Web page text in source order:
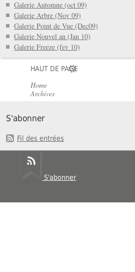
Galerie Automne (oct 09)
Galerie Arbre (Nov 09)
Galerie Point de Vue (Dec09)
Galerie Nouvel an (Jan 10)
Galerie Freeze (fev 10)
HAUT DE PAGE
Home
Archives
S'abonner
Fil des entrées
S'abonner